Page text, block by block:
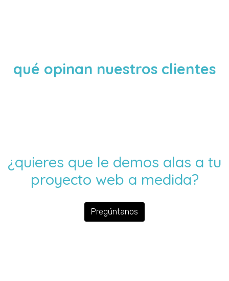
qué opinan nuestros clientes
¿quieres que le demos alas a tu
proyecto web a medida?
Pregúntanos
ideas
tiendas online marketing digital